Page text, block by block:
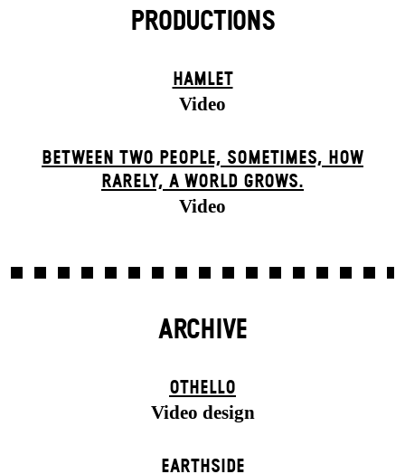
PRODUCTIONS
HAMLET
Video
BETWEEN TWO PEOPLE, SOMETIMES, HOW
RARELY, A WORLD GROWS.
Video
ARCHIVE
OTHELLO
Video design
EARTHSIDE